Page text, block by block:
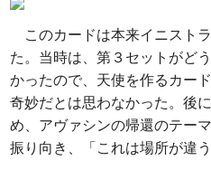
このカードは本来イニスト
た。当時は、第３セットがど
かったので、天使を作るカー
奇妙だとは思わなかった。後
め、アヴァシンの帰還のテー
振り向き、「これは場所が違